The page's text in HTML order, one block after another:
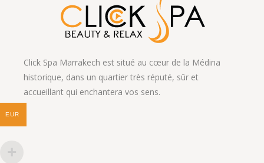
Click Spa Marrakech est situé au cœur de la Médina
historique, dans un quartier très réputé, sûr et
accueillant qui enchantera vos sens.
EUR